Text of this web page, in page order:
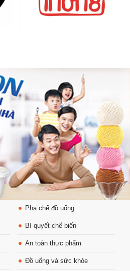
Pha chế đồ uống
Bí quyết chế biến
An toàn thực phẩm
Đồ uống và sức khỏe